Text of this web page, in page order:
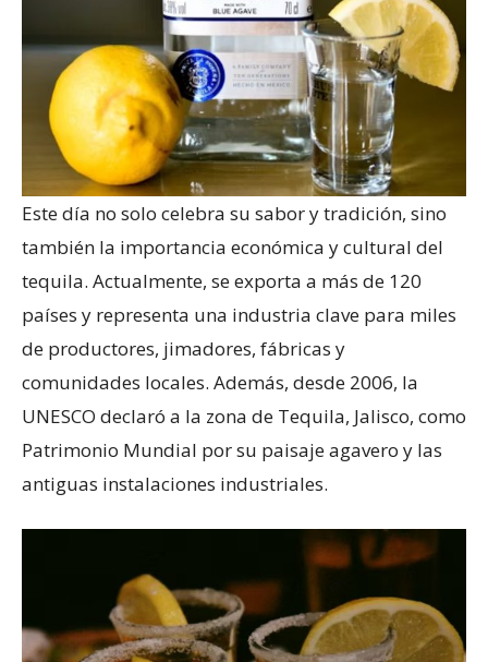
Este día no solo celebra su sabor y tradición, sino
también la importancia económica y cultural del
tequila. Actualmente, se exporta a más de 120
países y representa una industria clave para miles
de productores, jimadores, fábricas y
comunidades locales. Además, desde 2006, la
UNESCO declaró a la zona de Tequila, Jalisco, como
Patrimonio Mundial por su paisaje agavero y las
antiguas instalaciones industriales.